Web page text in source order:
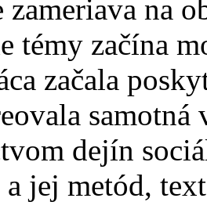
na
témy začína
začala
samotná
dejín
jej metód,